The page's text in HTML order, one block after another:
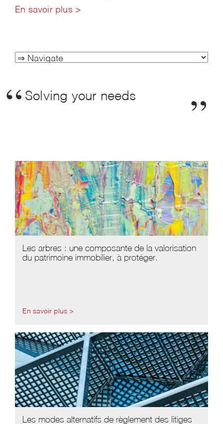
En savoir plus >
Solving your needs
Les arbres : une composante de la valorisation
du patrimoine immobilier, à protéger.
En savoir plus >
Les modes alternatifs de règlement des litiges